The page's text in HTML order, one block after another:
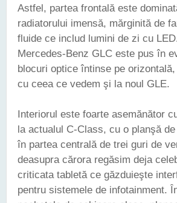
Astfel, partea frontală este
radiatorului imensă, mărginită de
fluide ce includ lumini de zi cu
Mercedes-Benz GLC este pus în
blocuri optice întinse pe
cu ceea ce vedem şi la noul GLE.
Interiorul este foarte asemănător
la actualul C-Class, cu o planşă
în partea centrală de trei guri de
deasupra cărora regăsim deja
criticata tabletă ce găzduieşte
pentru sistemele de infotainment.